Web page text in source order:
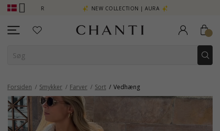
- KLIK HER NEW COLLECTION | AURA
Forsiden Smykker Farver Sort Vedhæng